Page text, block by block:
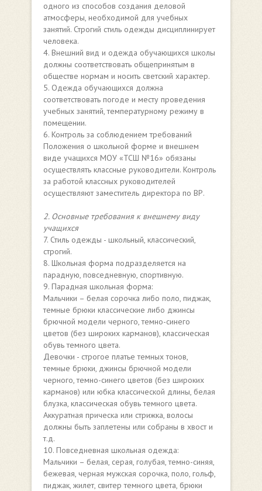
одного из способов создания деловой
атмосферы, необходимой для учебных
занятий. Строгий стиль одежды дисциплинирует
человека.
4. Внешний вид и одежда обучающихся школы
должны соответствовать общепринятым в
обществе нормам и носить светский характер.
5. Одежда обучающихся должна
соответствовать погоде и месту проведения
учебных занятий, температурному режиму в
помещении.
6. Контроль за соблюдением требований
Положения о школьной форме и внешнем
виде учащихся МОУ «ТСШ №16» обязаны
осуществлять классные руководители. Контроль
за работой классных руководителей
осуществляют заместитель директора по ВР.
2. Основные требования к внешнему виду
учащихся
7. Стиль одежды - школьный, классический,
строгий.
8. Школьная форма подразделяется на
парадную, повседневную, спортивную.
9. Парадная школьная форма:
Мальчики – белая сорочка либо поло, пиджак,
темные брюки классические либо джинсы
брючной модели черного, темно-синего
цветов (без широких карманов), классическая
обувь темного цвета.
Девочки - строгое платье темных тонов,
темные брюки, джинсы брючной модели
черного, темно-синего цветов (без широких
карманов) или юбка классической длины, белая
блузка, классическая обувь темного цвета.
Аккуратная прическа или стрижка, волосы
должны быть заплетены или собраны в хвост и
т.д.
10. Повседневная школьная одежда:
Мальчики – белая, серая, голубая, темно-синяя,
бежевая, черная мужская сорочка, поло, гольф,
пиджак, жилет, свитер темного цвета, брюки